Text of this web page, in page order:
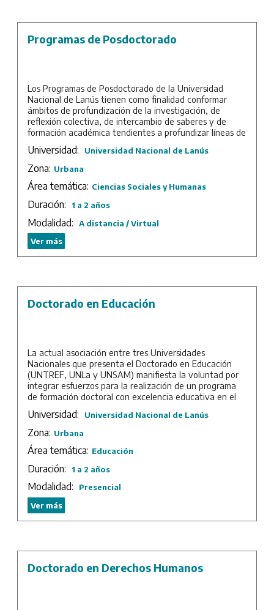
Programas de Posdoctorado
Los Programas de Posdoctorado de la Universidad
Nacional de Lanús tienen como finalidad conformar
ámbitos de profundización de la investigación, de
reflexión colectiva, de intercambio de saberes y de
formación académica tendientes a profundizar líneas de
trabajo y producciones científicas de egresados del
nivel de Doctorado.
Duración: Mínima de 1 año y máxima de 2 años.
Universidad: Universidad Nacional de Lanús
Zona: Urbana
Área temática: Ciencias Sociales y Humanas
Duración: 1 a 2 años
Modalidad:
A distancia / Virtual
Ver más
Doctorado en Educación
La actual asociación entre tres Universidades
Nacionales que presenta el Doctorado en Educación
(UNTREF, UNLa y UNSAM) manifiesta la voluntad por
integrar esfuerzos para la realización de un programa
de formación doctoral con excelencia educativa en el
mediano y largo plazo, evitando la fragmentación de la
oferta académica y la dispersión de recursos
académicos.
Duración: 2 años.
Universidad: Universidad Nacional de Lanús
Zona: Urbana
Área temática: Educación
Duración: 1 a 2 años
Modalidad:
Presencial
Ver más
Doctorado en Derechos Humanos